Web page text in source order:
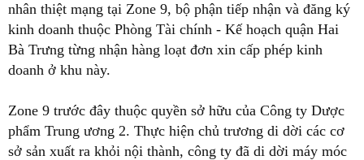
nhân thiệt mạng tại Zone 9, bộ phận tiếp nhận và đăng ký
kinh doanh thuộc Phòng Tài chính - Kế hoạch quận Hai
Bà Trưng từng nhận hàng loạt đơn xin cấp phép kinh
doanh ở khu này.
Zone 9 trước đây thuộc quyền sở hữu của Công ty Dược
phẩm Trung ương 2. Thực hiện chủ trương di dời các cơ
sở sản xuất ra khỏi nội thành, công ty đã di dời máy móc